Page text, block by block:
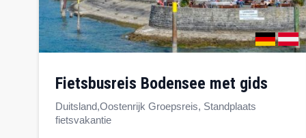
fietsbusreis Bodensee met gids
Duitsland,Oostenrijk Groepsreis, Standplaats
fietsvakantie